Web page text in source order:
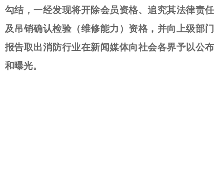
勾结， 一经发现将开除会员资格、追究其法律责任
及吊销确认检验（维修能力）资格，并向上级部门
报告取出消防行业在新闻媒体向社会各界予以公布
和曝光。